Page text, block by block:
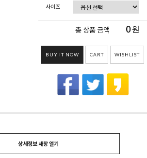
사이즈
총 상품 금액 0원
BUY IT NOW CART WISHLIST
상세정보 새창 열기